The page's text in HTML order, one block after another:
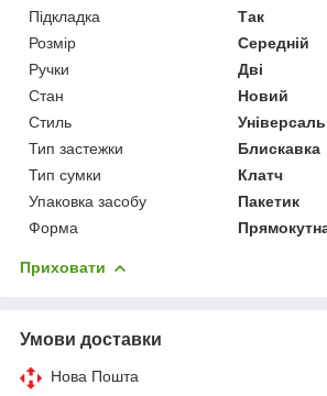
Підкладка
Так
Розмір
Середній
Ручки
Дві
Стан
Новий
Стиль
Тип застежки
Блискавка
Тип сумки
Клатч
Упаковка засобу
Пакетик
Форма
Приховати
Умови доставки
Нова Пошта